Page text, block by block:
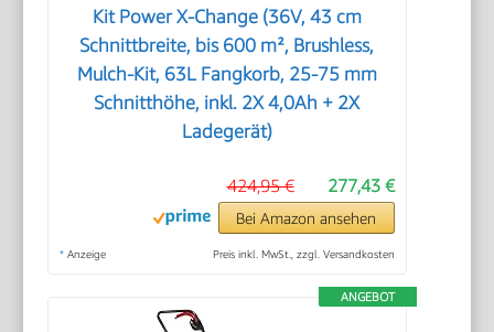
Kit Power X-Change (36V, 43 cm
Schnittbreite, bis 600 m², Brushless,
Mulch-Kit, 63L Fangkorb, 25-75 mm
Schnitthöhe, inkl. 2X 4,0Ah + 2X
Ladegerät)
277,43 €
424,95 €
Bei Amazon ansehen
* Anzeige Preis inkl. MwSt., zzgl. Versandkosten
ANGEBOT